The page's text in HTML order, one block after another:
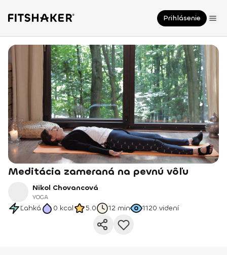
Prihlásenie
Meditácia zameraná na pevnú vôľu
Nikol Chovancová
YOGA
Ľahká 0 kcal 5.0 12 min 1120 videní